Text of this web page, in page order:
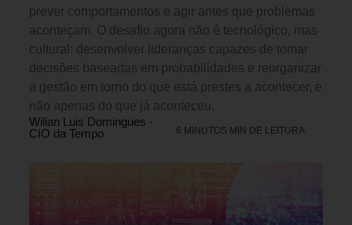
prever comportamentos e agir antes que problemas
aconteçam. O desafio agora não é tecnológico, mas
cultural: desenvolver lideranças capazes de tomar
decisões baseadas em probabilidades e reorganizar
a gestão em torno do que está prestes a acontecer, e
não apenas do que já aconteceu.
Wilian Luis Domingues -
CIO da Tempo
6 MINUTOS MIN DE LEITURA